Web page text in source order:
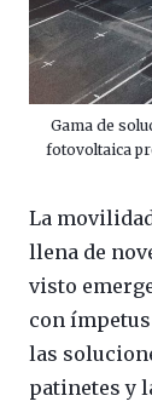
Gama de
fotovoltaica
La
llena de
visto
con
las
patinetes y